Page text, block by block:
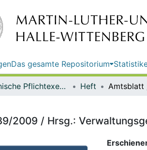
Das gesamte Repositorium
Elektronische Pflichtexemplare Heft
2009 / Hrsg.: